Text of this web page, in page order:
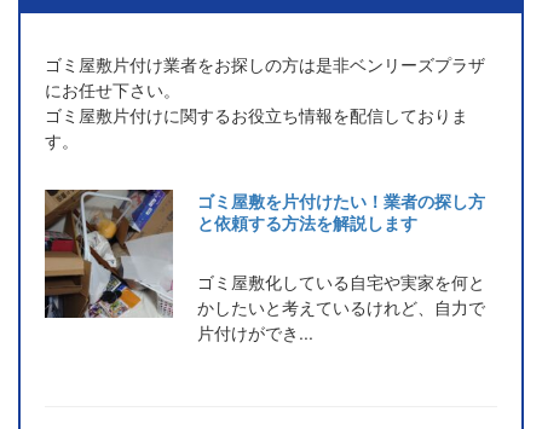
ゴミ屋敷片付け業者をお探しの方は是非ベンリーズプラザ
にお任せ下さい。
ゴミ屋敷片付けに関するお役立ち情報を配信しておりま
す。
ゴミ屋敷を片付けたい！業者の探し方
と依頼する方法を解説します
ゴミ屋敷化している自宅や実家を何と
かしたいと考えているけれど、自力で
片付けができ...